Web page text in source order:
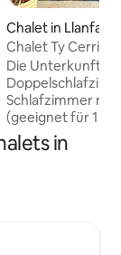
Bewertung:
Chalet in
Chalet Ty Cerrig
Die Unterkunft
Schlafzimmer
(geeignet für 1
Erwachsenen
sich teilen),
in